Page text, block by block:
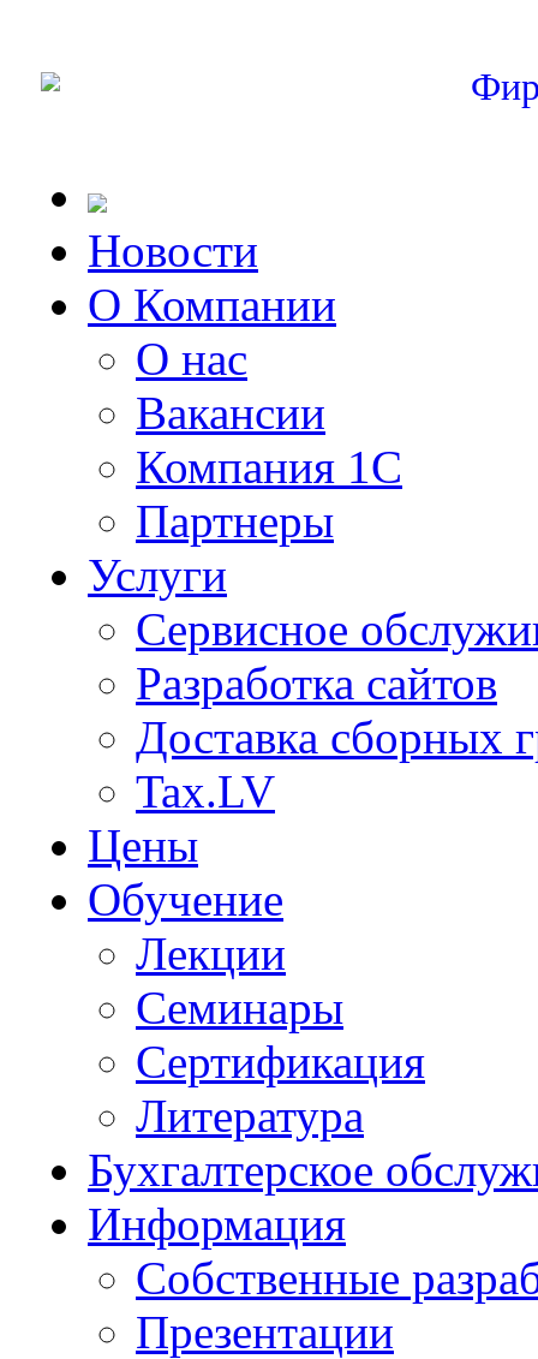
Новости
О Компании
О нас
Вакансии
Компания 1С
Партнеры
Услуги
Сервисное
Разработка сайтов
Доставка сборных
Tax.LV
Цены
Обучение
Лекции
Семинары
Сертификация
Литература
Бухгалтерское
Информация
Собственные
Презентации